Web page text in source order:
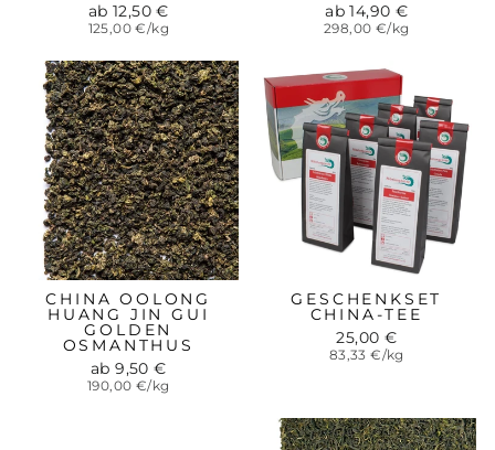
ab 12,50 €
125,00 €/kg
ab 14,90 €
298,00 €/kg
CHINA OOLONG
HUANG JIN GUI
GOLDEN
OSMANTHUS
ab 9,50 €
190,00 €/kg
GESCHENKSET
CHINA-TEE
25,00 €
83,33 €/kg